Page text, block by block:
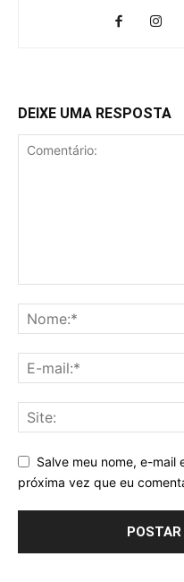
DEIXE UMA RESPOSTA
Salve meu nome, e-mail
próxima vez que eu